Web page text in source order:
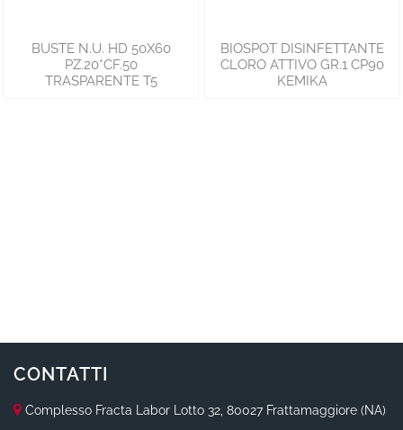
BUSTE N.U. HD 50X60
PZ.20*CF.50
TRASPARENTE T5
BIOSPOT DISINFETTANTE
CLORO ATTIVO GR.1 CP90
KEMIKA
CONTATTI
Complesso Fracta Labor Lotto 32, 80027 Frattamaggiore (NA)